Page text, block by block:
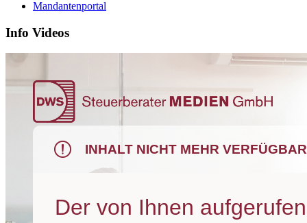
Mandantenportal
Info Videos